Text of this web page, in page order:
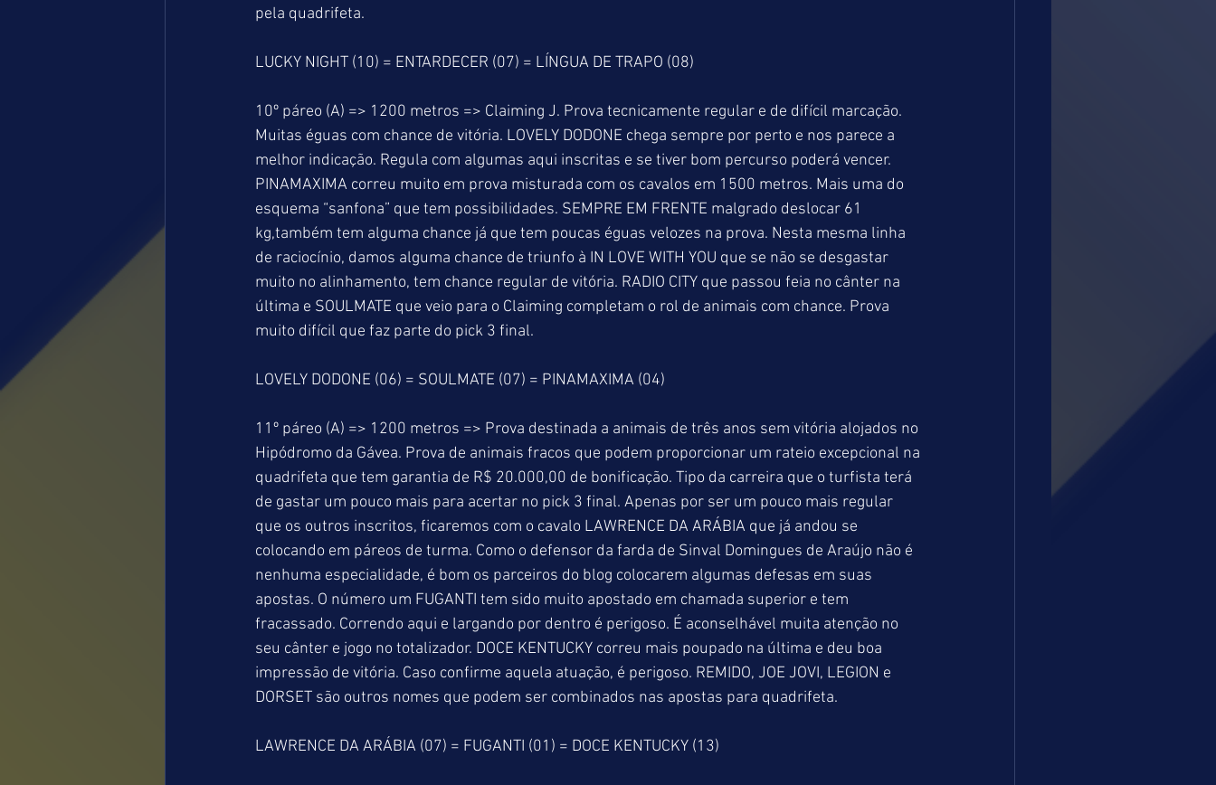
pela quadrifeta.
LUCKY NIGHT (10) = ENTARDECER (07) = LÍNGUA DE TRAPO (08)
10º páreo (A) => 1200 metros => Claiming J. Prova tecnicamente regular e de difícil marcação.
Muitas éguas com chance de vitória. LOVELY DODONE chega sempre por perto e nos parece a
melhor indicação. Regula com algumas aqui inscritas e se tiver bom percurso poderá vencer.
PINAMAXIMA correu muito em prova misturada com os cavalos em 1500 metros. Mais uma do
esquema “sanfona” que tem possibilidades. SEMPRE EM FRENTE malgrado deslocar 61
kg,também tem alguma chance já que tem poucas éguas velozes na prova. Nesta mesma linha
de raciocínio, damos alguma chance de triunfo à IN LOVE WITH YOU que se não se desgastar
muito no alinhamento, tem chance regular de vitória. RADIO CITY que passou feia no cânter na
última e SOULMATE que veio para o Claiming completam o rol de animais com chance. Prova
muito difícil que faz parte do pick 3 final.
LOVELY DODONE (06) = SOULMATE (07) = PINAMAXIMA (04)
11º páreo (A) => 1200 metros => Prova destinada a animais de três anos sem vitória alojados no
Hipódromo da Gávea. Prova de animais fracos que podem proporcionar um rateio excepcional na
quadrifeta que tem garantia de R$ 20.000,00 de bonificação. Tipo da carreira que o turfista terá
de gastar um pouco mais para acertar no pick 3 final. Apenas por ser um pouco mais regular
que os outros inscritos, ficaremos com o cavalo LAWRENCE DA ARÁBIA que já andou se
colocando em páreos de turma. Como o defensor da farda de Sinval Domingues de Araújo não é
nenhuma especialidade, é bom os parceiros do blog colocarem algumas defesas em suas
apostas. O número um FUGANTI tem sido muito apostado em chamada superior e tem
fracassado. Correndo aqui e largando por dentro é perigoso. É aconselhável muita atenção no
seu cânter e jogo no totalizador. DOCE KENTUCKY correu mais poupado na última e deu boa
impressão de vitória. Caso confirme aquela atuação, é perigoso. REMIDO, JOE JOVI, LEGION e
DORSET são outros nomes que podem ser combinados nas apostas para quadrifeta.
LAWRENCE DA ARÁBIA (07) = FUGANTI (01) = DOCE KENTUCKY (13)